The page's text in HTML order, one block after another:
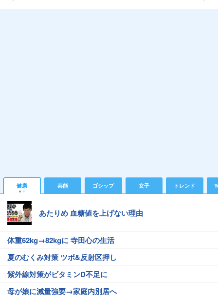
健康 芸能 ゴシップ 女子 トレンド
あたりめ 血糖値を上げない理由
体重62kg→82kgに 寺田心の生活
夏のむくみ対策 ツボ&反射区押し
紫外線対策がビタミンD不足に
母が娘に減量強要→家庭内別居へ